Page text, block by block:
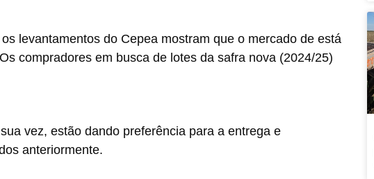
levantamentos do Cepea mostram que o mercado de está
compradores em busca de lotes da safra nova (2024/25)
vez, estão dando preferência para a entrega e
anteriormente.